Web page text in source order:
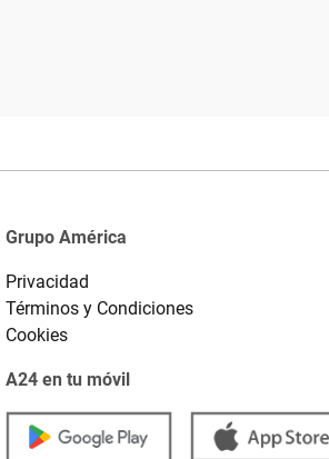
Grupo América
Privacidad
Términos y Condiciones
Cookies
A24 en tu móvil